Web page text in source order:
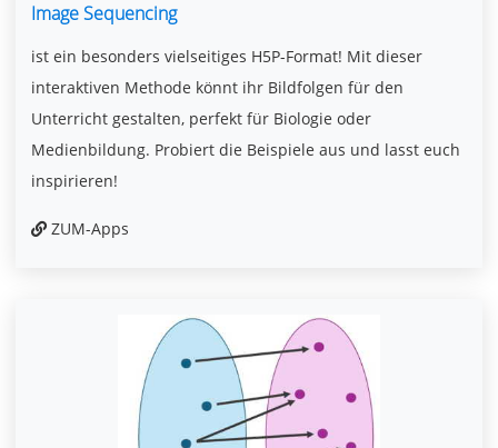
Image Sequencing
ist ein besonders vielseitiges H5P-Format! Mit dieser
interaktiven Methode könnt ihr Bildfolgen für den
Unterricht gestalten, perfekt für Biologie oder
Medienbildung. Probiert die Beispiele aus und lasst euch
inspirieren!
ZUM-Apps